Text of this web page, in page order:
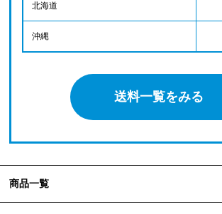
北海道
沖縄
送料一覧をみる
商品一覧